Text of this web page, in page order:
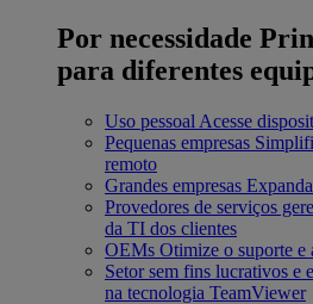
Por necessidade
para diferentes
Uso pessoal Acesse
Pequenas empresas
remoto
Grandes empresas
Provedores de serviços
da TI dos clientes
OEMs Otimize o suporte e
Setor sem fins lucrativos e
na tecnologia TeamViewer